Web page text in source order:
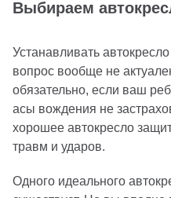
Выбираем
Устанавливать
вопрос вообще не
обязательно, если ваш
асы вождения не
хорошее автокресло
травм и ударов.
Одного идеального